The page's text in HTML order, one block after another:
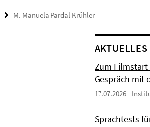
M. Manuela Pardal Krühler
AKTUELLES
Zum Filmstart
Gespräch mit
17.07.2026
Sprachtests